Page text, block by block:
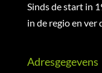
Sinds de start in
in de regio en ver
Adresgegevens